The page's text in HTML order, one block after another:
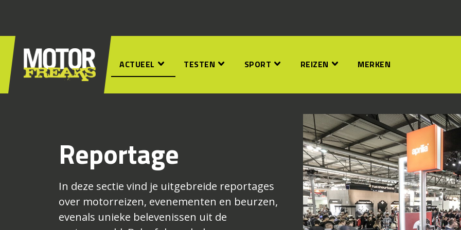
ACTUEEL TESTEN SPORT REIZEN MERKEN
Reportage
In deze sectie vind je uitgebreide reportages
over motorreizen, evenementen en beurzen,
evenals unieke belevenissen uit de